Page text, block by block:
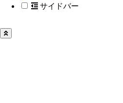
サイドバー